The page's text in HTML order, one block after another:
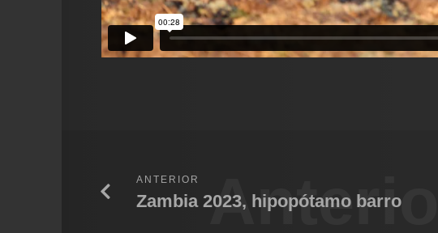
Anterior
ANTERIOR
Zambia 2023, hipopótamo barro